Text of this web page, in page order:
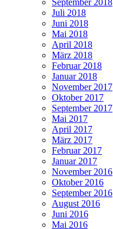
September 2018
Juli 2018
Juni 2018
Mai 2018
April 2018
März 2018
Februar 2018
Januar 2018
November 2017
Oktober 2017
September 2017
Mai 2017
April 2017
März 2017
Februar 2017
Januar 2017
November 2016
Oktober 2016
September 2016
August 2016
Juni 2016
Mai 2016